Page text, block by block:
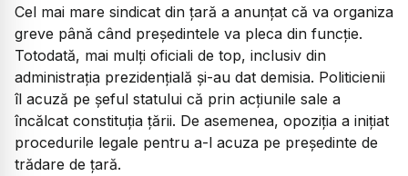
Cel mai mare sindicat din țară a anunțat că va organiza
greve până când președintele va pleca din funcție.
Totodată, mai mulți oficiali de top, inclusiv din
administrația prezidențială și-au dat demisia. Politicienii
îl acuză pe șeful statului că prin acțiunile sale a
încălcat constituția țării. De asemenea, opoziția a inițiat
procedurile legale pentru a-l acuza pe președinte de
trădare de țară.